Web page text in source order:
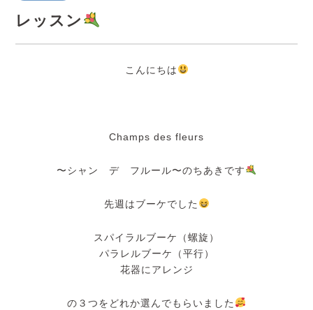
レッスン
こんにちは
Champs des fleurs
〜シャン デ フルール〜のちあきです
先週はブーケでした
スパイラルブーケ（螺旋）
パラレルブーケ（平行）
花器にアレンジ
の３つをどれか選んでもらいました